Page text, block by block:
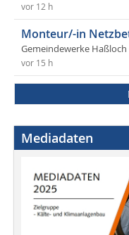
vor 12 h
Monteur/-in
Gemeindewerke Haßloch
vor 15 h
Mediadaten